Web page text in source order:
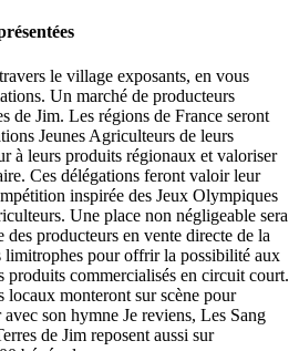
le village exposants, en vous
Un marché de producteurs
de Jim. Les régions de France seront
Jeunes Agriculteurs de leurs
à leurs produits régionaux et valoriser
Ces délégations feront valoir leur
inspirée des Jeux Olympiques
Une place non négligeable sera
des producteurs en vente directe de la
limitrophes pour offrir la possibilité aux
produits commercialisés en circuit court.
locaux monteront sur scène pour
son hymne Je reviens, Les Sang
de Jim reposent aussi sur